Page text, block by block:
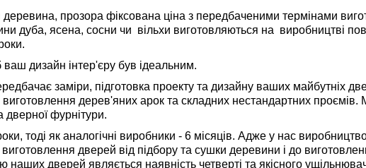
прозора фіксована ціна з передбаченими термінами
дуба, ясена, сосни чи вільхи виготовляються на виробництві
дизайн інтер'єру був ідеальним.
заміри, підготовка проекту та дизайну ваших майбутніх
дерев'яних арок та складних нестандартних проємів.
дверної фурнітури.
тоді як аналогічні виробники - 6 місяців. Адже у нас
дверей від підбору та сушки деревини і до
дверей являється наявність четверті та якісного